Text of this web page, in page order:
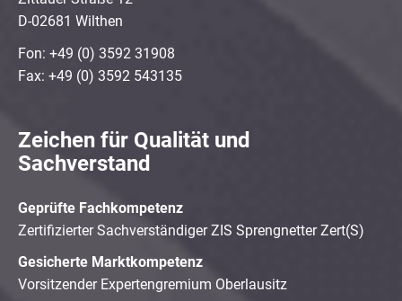
D-02681 Wilthen
Fon: +49 (0) 3592 31908
Fax: +49 (0) 3592 543135
Zeichen für Qualität und
Sachverstand
Geprüfte Fachkompetenz
Zertifizierter Sachverständiger ZIS Sprengnetter Zert(S)
Gesicherte Marktkompetenz
Vorsitzender Expertengremium Oberlausitz